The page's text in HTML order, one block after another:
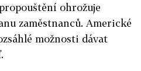
ohrožuje
zaměstnanců. Americké
možnosti dávat